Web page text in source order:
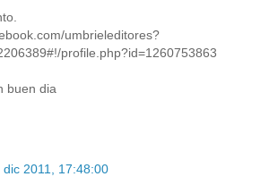
umbrieleditores?
profile.php?id=1260753863
buen dia
dic 2011, 17:48:00